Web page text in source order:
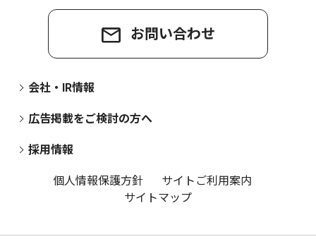
お問い合わせ
会社・IR情報
広告掲載をご検討の方へ
採用情報
個人情報保護方針
サイトご利用案内
サイトマップ